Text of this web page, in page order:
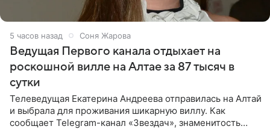
5 часов назад Соня Жарова
Ведущая Первого канала отдыхает на
роскошной вилле на Алтае за 87 тысяч в
сутки
Телеведущая Екатерина Андреева отправилась на Алтай
и выбрала для проживания шикарную виллу. Как
сообщает Telegram-канал «Звездач», знаменитость